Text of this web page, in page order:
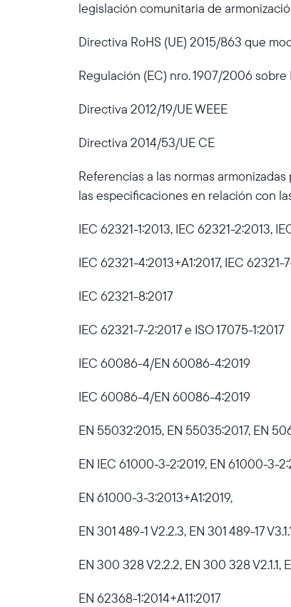
legislación comunitaria de
Directiva RoHS (UE) 2015/863 que
Regulación (EC) nro. 1907/2006 sobre
Directiva 2012/19/UE WEEE
Directiva 2014/53/UE CE
Referencias a las normas
las especificaciones en relación con
IEC 62321-1:2013, IEC 62321-2:2013,
IEC 62321-4:2013+A1:2017, IEC 62321-
IEC 62321-8:2017
IEC 62321-7-2:2017 e ISO 17075-1:2017
IEC 60086-4/EN 60086-4:2019
IEC 60086-4/EN 60086-4:2019
EN 55032:2015, EN 55035:2017, EN
EN IEC 61000-3-2:2019, EN 61000-3-
EN 61000-3-3:2013+A1:2019,
EN 301 489-1 V2.2.3, EN 301 489-17
EN 300 328 V2.2.2, EN 300 328 V2.1.1,
EN 62368-1:2014+A11:2017